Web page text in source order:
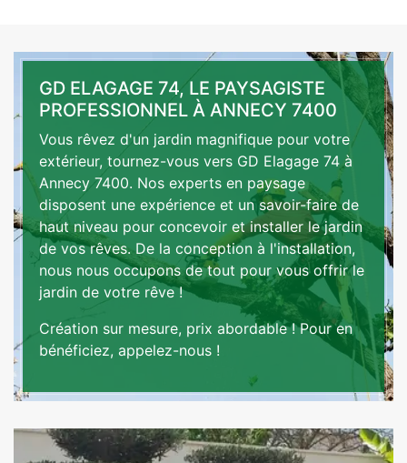
GD ELAGAGE 74, LE PAYSAGISTE
PROFESSIONNEL À ANNECY 7400
Vous rêvez d'un jardin magnifique pour votre
extérieur, tournez-vous vers GD Elagage 74 à
Annecy 7400. Nos experts en paysage
disposent une expérience et un savoir-faire de
haut niveau pour concevoir et installer le jardin
de vos rêves. De la conception à l'installation,
nous nous occupons de tout pour vous offrir le
jardin de votre rêve !
Création sur mesure, prix abordable ! Pour en
bénéficiez, appelez-nous !